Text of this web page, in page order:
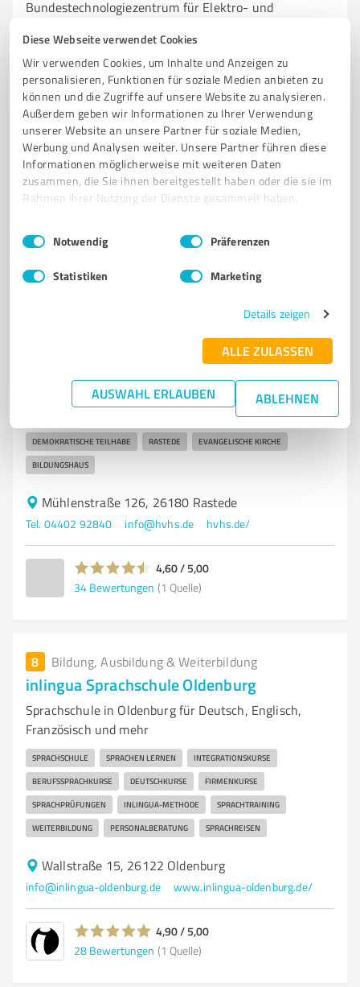
Diese Webseite verwendet Cookies
Wir verwenden Cookies, um Inhalte und Anzeigen zu
personalisieren, Funktionen für soziale Medien anbieten zu
können und die Zugriffe auf unsere Website zu analysieren.
Außerdem geben wir Informationen zu Ihrer Verwendung
unserer Website an unsere Partner für soziale Medien,
Werbung und Analysen weiter. Unsere Partner führen diese
Informationen möglicherweise mit weiteren Daten
zusammen, die Sie ihnen bereitgestellt haben oder die sie im
Rahmen Ihrer Nutzung der Dienste gesammelt haben.
Impressum Datenschutzbestimmungen
Einwilligungsauswahl
Notwendig Präferenzen
Statistiken Marketing
Details zeigen
ALLE ZULASSEN
AUSWAHL ERLAUBEN ABLEHNEN
Bundestechnologiezentrum für Elektro- und
MEISTERLEHRGÄNGE ARBEITSSICHERHEIT
Donnerschweer Str. 184, 26123 Oldenburg
Tel. 0441 340920 info@bfe.de www.bfe.de/
4,10 / 5,00
77 Bewertungen (1 Quelle)
7 Bildung, Ausbildung & Weiterbildung
Vielfältige Seminare und Weiterbildung im
Evangelischen Bildungshaus Rastede
BERUFLICHE FORTBILDUNG KULTURELLE BILDUNG
PERSÖNLICHE ENTFALTUNG
DEMOKRATISCHE TEILHABE RASTEDE EVANGELISCHE KIRCHE
BILDUNGSHAUS
Mühlenstraße 126, 26180 Rastede
Tel. 04402 92840 info@hvhs.de hvhs.de/
4,60 / 5,00
34 Bewertungen (1 Quelle)
8 Bildung, Ausbildung & Weiterbildung
inlingua Sprachschule Oldenburg
Sprachschule in Oldenburg für Deutsch, Englisch,
Französisch und mehr
SPRACHSCHULE SPRACHEN LERNEN INTEGRATIONSKURSE
BERUFSSPRACHKURSE DEUTSCHKURSE FIRMENKURSE
SPRACHPRÜFUNGEN INLINGUA-METHODE SPRACHTRAINING
WEITERBILDUNG PERSONALBERATUNG SPRACHREISEN
Wallstraße 15, 26122 Oldenburg
info@inlingua-oldenburg.de www.inlingua-oldenburg.de/
4,90 / 5,00
28 Bewertungen (1 Quelle)